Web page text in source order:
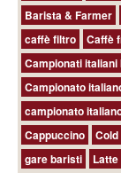
Barista & Farmer
caffè filtro
Caffè
Campionati
Campionato
campionato
Cappuccino
gare baristi